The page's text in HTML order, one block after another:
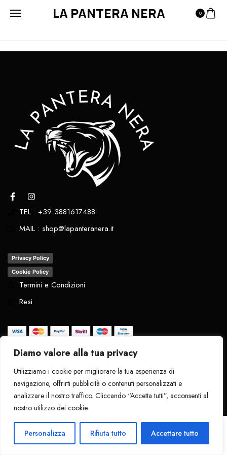
Diamo valore alla tua privacy
Utilizziamo i cookie per migliorare la tua esperienza di
navigazione, offrirti pubblicità o contenuti personalizzati e
analizzare il nostro traffico. Cliccando “Accetta tutti”, acconsenti al
nostro utilizzo dei cookie.
Personalizza Rifiuta tutto Accettare tutto
LA PANTERA NERA 0
TEL : +39 3881617488
MAIL : shop@lapanteranera.it
Privacy Policy
Cookie Policy
Termini e Condizioni
Resi
Tutti i diritti riservati
. 2024 - La Pantera
Nera